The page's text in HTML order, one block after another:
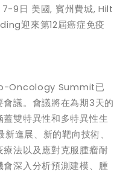
7-9 日 美國, 賓州費城, Hilt
迎來第12屆癌症免疫
Oncology Summit已
議。會議將在為期3天的
雙特異性和多特異性生
新進展、新的靶向技術、
法以及應對克服腫瘤耐
深入分析預測建模、腫